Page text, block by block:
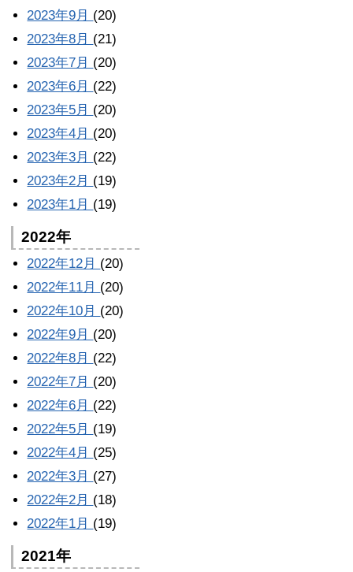
2023年9月 (20)
2023年8月 (21)
2023年7月 (20)
2023年6月 (22)
2023年5月 (20)
2023年4月 (20)
2023年3月 (22)
2023年2月 (19)
2023年1月 (19)
2022年
2022年12月 (20)
2022年11月 (20)
2022年10月 (20)
2022年9月 (20)
2022年8月 (22)
2022年7月 (20)
2022年6月 (22)
2022年5月 (19)
2022年4月 (25)
2022年3月 (27)
2022年2月 (18)
2022年1月 (19)
2021年